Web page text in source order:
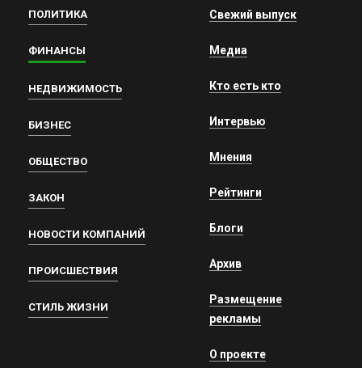
ПОЛИТИКА
ФИНАНСЫ
НЕДВИЖИМОСТЬ
БИЗНЕС
ОБЩЕСТВО
ЗАКОН
НОВОСТИ КОМПАНИЙ
ПРОИСШЕСТВИЯ
СТИЛЬ ЖИЗНИ
Свежий выпуск
Медиа
Кто есть кто
Интервью
Мнения
Рейтинги
Блоги
Архив
Размещение
рекламы
О проекте